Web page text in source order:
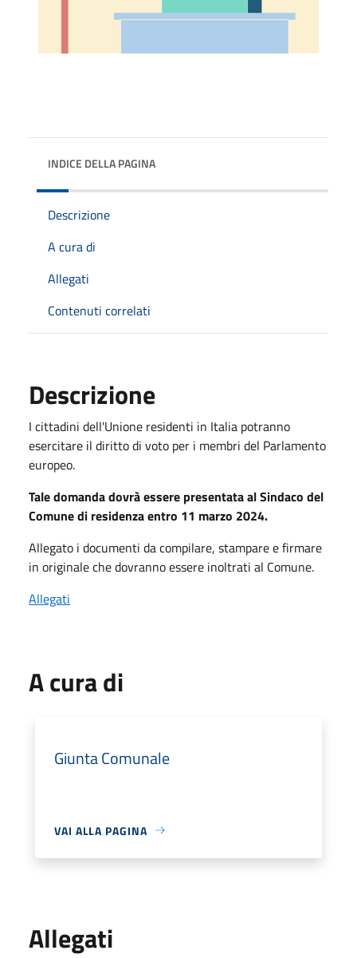
INDICE DELLA PAGINA
Descrizione
A cura di
Allegati
Contenuti correlati
Descrizione
I cittadini dell'Unione residenti in Italia potranno
esercitare il diritto di voto per i membri del Parlamento
europeo.
Tale domanda dovrà essere presentata al Sindaco del
Comune di residenza entro 11 marzo 2024.
Allegato i documenti da compilare, stampare e firmare
in originale che dovranno essere inoltrati al Comune.
Allegati
A cura di
Giunta Comunale
VAI ALLA PAGINA
Allegati